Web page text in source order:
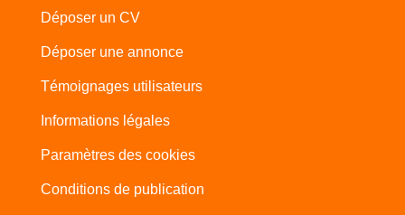
Déposer un CV
Déposer une annonce
Témoignages utilisateurs
Informations légales
Paramètres des cookies
Conditions de publication